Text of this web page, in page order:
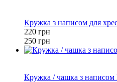
Кружка з написом для
220 грн
250 грн
Кружка / чашка з